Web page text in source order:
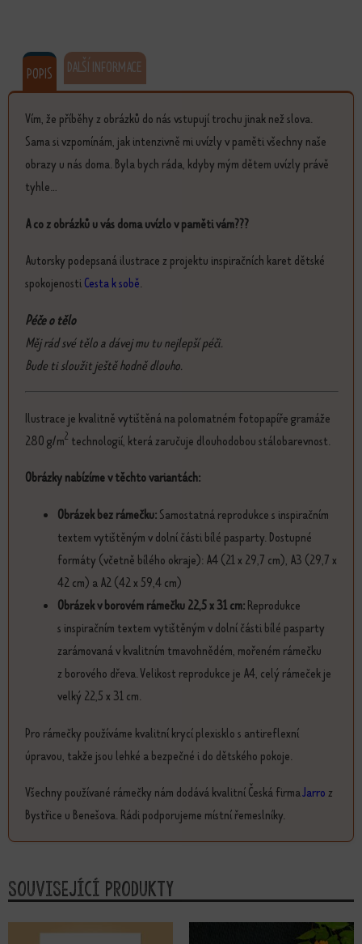
POPIS DALŠÍ INFORMACE
Vím, že příběhy z obrázků do nás vstupují trochu jinak než slova.
Sama si vzpomínám, jak intenzivně mi uvízly v paměti všechny naše
obrazy u nás doma. Byla bych ráda, kdyby mým dětem uvízly právě
tyhle...
A co z obrázků u vás doma uvízlo v paměti vám???
Autorsky podepsaná ilustrace z projektu inspiračních karet dětské
spokojenostiCesta k sobě.
Péče o tělo
Měj rád své tělo a dávej mu tu nejlepší péči.
Bude ti sloužit ještě hodně dlouho.
Ilustrace je kvalitně vytištěná na polomatném fotopapíře gramáže
280 g/m2 technologií, která zaručuje dlouhodobou stálobarevnost.
Obrázky nabízíme v těchto variantách:
Obrázek bez rámečku:Samostatná reprodukce s inspiračním
textem vytištěným v dolní části bílé pasparty. Dostupné
formáty (včetně bílého okraje): A4 (21 x 29,7 cm), A3 (29,7 x
42 cm) a A2 (42 x 59,4 cm)
Obrázek v borovém rámečku 22,5 x 31 cm:Reprodukce
s inspiračním textem vytištěným v dolní části bílé pasparty
zarámovaná v kvalitním tmavohnědém, mořeném rámečku
z borového dřeva. Velikost reprodukce je A4, celý rámeček je
velký 22,5 x 31 cm.
Pro rámečky používáme kvalitní krycí plexisklo s antireflexní
úpravou, takže jsou lehké a bezpečné i do dětského pokoje.
Všechny používané rámečky nám dodává kvalitní Česká firmaJarroz
Bystřice u Benešova. Rádi podporujeme místní řemeslníky.
Související produkty
Tento produkt má více variant. Možnosti lze vybrat na stránce produktu